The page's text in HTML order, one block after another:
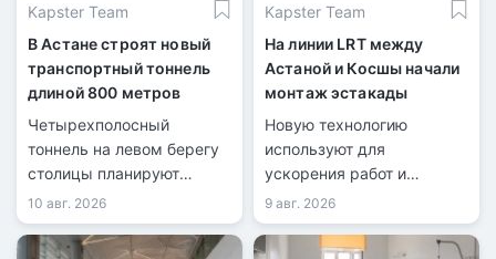
Kapster Team
В Астане строят новый
транспортный тоннель
длиной 800 метров
Четырехполосный
тоннель на левом берегу
столицы планируют
завершить в 2027 году.
10 авг. 2026
Kapster Team
На линии LRT между
Астаной и Косшы начали
монтаж эстакады
Новую технологию
используют для
ускорения работ и
сокращения перекрытий
дорог.
9 авг. 2026